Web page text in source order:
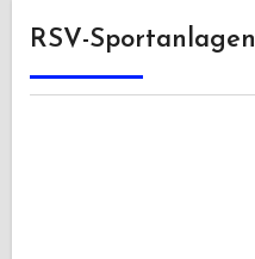
RSV-Sportanlagen